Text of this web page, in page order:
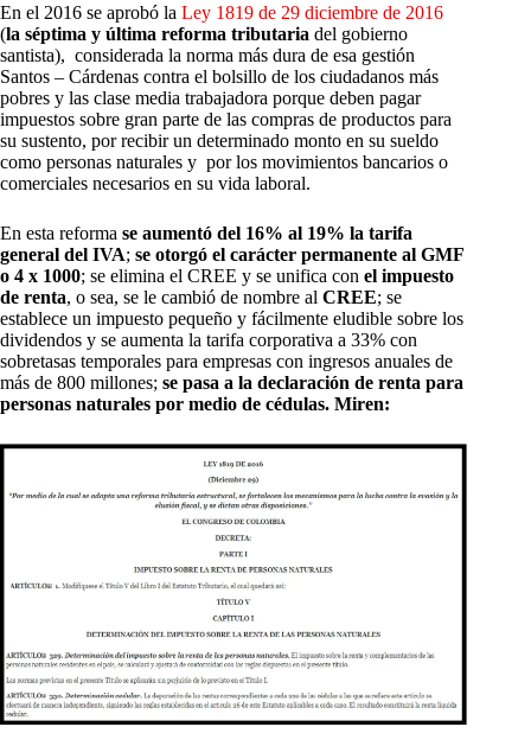
En el 2016 se aprobó la Ley 1819 de 29 diciembre de 2016
(la séptima y última reforma tributaria del gobierno
santista), considerada la norma más dura de esa gestión
Santos – Cárdenas contra el bolsillo de los ciudadanos más
pobres y las clase media trabajadora porque deben pagar
impuestos sobre gran parte de las compras de productos para
su sustento, por recibir un determinado monto en su sueldo
como personas naturales y por los movimientos bancarios o
comerciales necesarios en su vida laboral.
En esta reforma se aumentó del 16% al 19% la tarifa
general del IVA; se otorgó el carácter permanente al GMF
o 4 x 1000; se elimina el CREE y se unifica con el impuesto
de renta, o sea, se le cambió de nombre al CREE; se
establece un impuesto pequeño y fácilmente eludible sobre los
dividendos y se aumenta la tarifa corporativa a 33% con
sobretasas temporales para empresas con ingresos anuales de
más de 800 millones; se pasa a la declaración de renta para
personas naturales por medio de cédulas. Miren: